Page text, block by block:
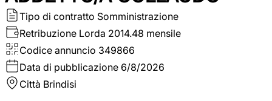
Tipo di contratto Somministrazione
Retribuzione Lorda 2014.48 mensile
Codice annuncio 349866
Data di pubblicazione 6/8/2026
Città Brindisi